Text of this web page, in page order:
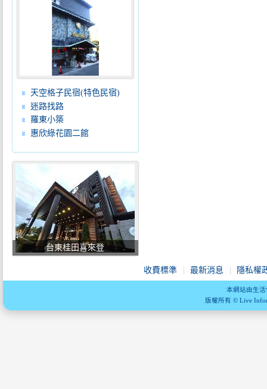
天空格子民宿(特色民宿)
迷路找路
羅東小築
惠欣綠花園二館
台東桂田喜來登
收費標準 最新消息 隱私權
本網站由生
版權所有 © Live